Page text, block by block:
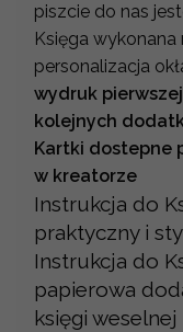
piszcie do nas
Księga wykonana
personalizacja
wydruk
kolejnych
Kartki dostepne
w kreatorze
Instrukcja do
praktyczny i
Instrukcja do
papierowa
księgi